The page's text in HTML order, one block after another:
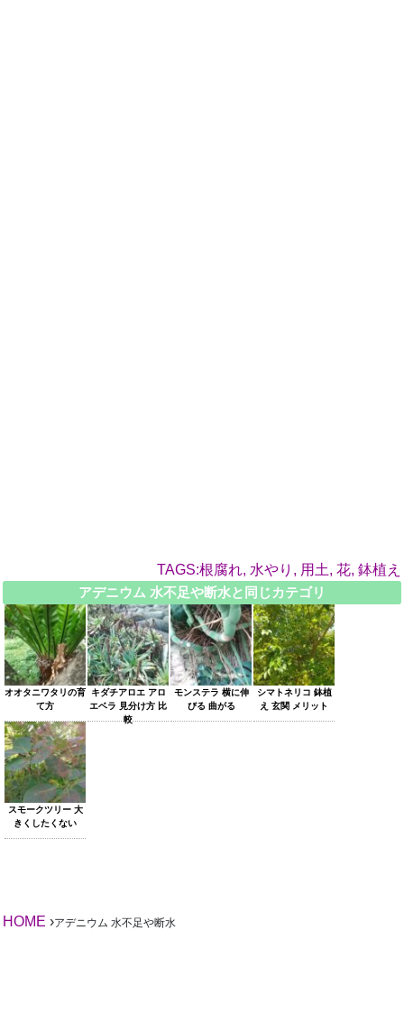
TAGS:根腐れ, 水やり, 用土, 花, 鉢植え
アデニウム 水不足や断水と同じカテゴリ
オオタニワタリの育
て方
キダチアロエ アロ
エベラ 見分け方 比
較
モンステラ 横に伸
びる 曲がる
シマトネリコ 鉢植
え 玄関 メリット
スモークツリー 大
きくしたくない
HOME ›アデニウム 水不足や断水